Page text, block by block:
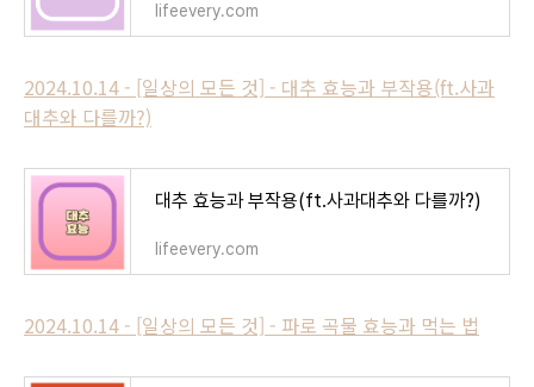
lifeevery.com
2024.10.14 - [일상의 모든 것] - 대추 효능과 부작용(ft.사과
대추와 다를까?)
대추 효능과 부작용(ft.사과대추와 다를까?)
lifeevery.com
2024.10.14 - [일상의 모든 것] - 파로 곡물 효능과 먹는 법